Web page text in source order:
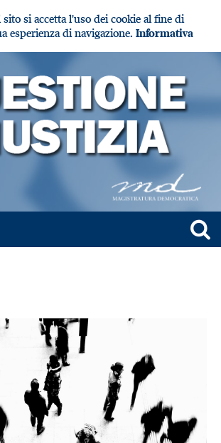
si accetta l'uso dei cookie al fine di
esperienza di navigazione. Informativa